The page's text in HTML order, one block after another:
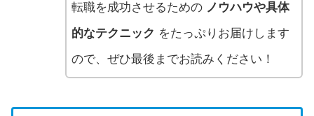
転職を成功させるための ノウハウや具体
的なテクニック をたっぷりお届けします
ので、ぜひ最後までお読みください！